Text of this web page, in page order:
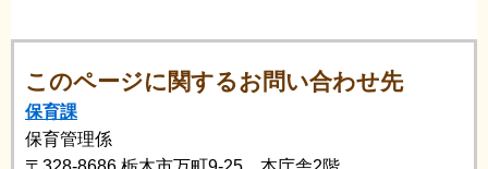
このページに関するお問い合わせ先
保育課
保育管理係